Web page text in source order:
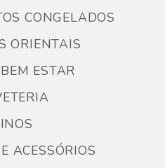
CONGELADOS
ORIENTAIS
ESTAR
ACESSÓRIOS